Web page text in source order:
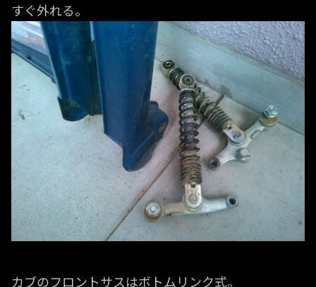
すぐ外れる。
カブのフロントサスはボトムリンク式。